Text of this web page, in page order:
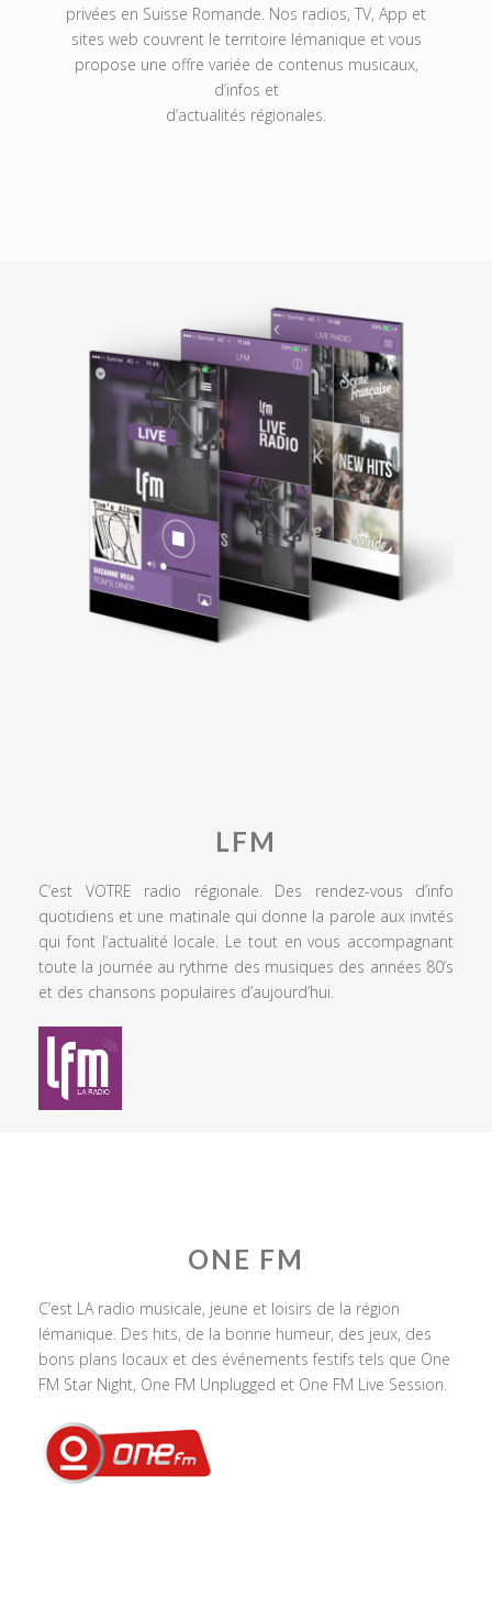
privées en Suisse Romande. Nos radios, TV, App et
sites web couvrent le territoire lémanique et vous
propose une offre variée de contenus musicaux,
d’infos et
d’actualités régionales.
LFM
C’est VOTRE radio régionale. Des rendez-vous d’info
quotidiens et une matinale qui donne la parole aux invités
qui font l’actualité locale. Le tout en vous accompagnant
toute la journée au rythme des musiques des années 80’s
et des chansons populaires d’aujourd’hui.
ONE FM
C’est LA radio musicale, jeune et loisirs de la région
lémanique. Des hits, de la bonne humeur, des jeux, des
bons plans locaux et des événements festifs tels que One
FM Star Night, One FM Unplugged et One FM Live Session.